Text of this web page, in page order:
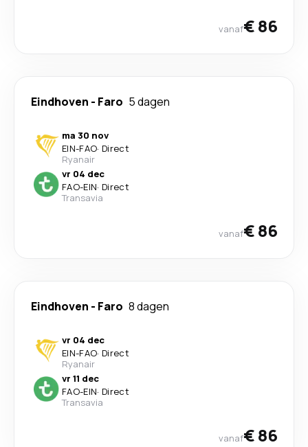
vanaf€ 86
Eindhoven - Faro 5 dagen
ma 30 nov
EIN-FAO· Direct
Ryanair
vr 04 dec
FAO-EIN· Direct
Transavia
vanaf€ 86
Eindhoven - Faro 8 dagen
vr 04 dec
EIN-FAO· Direct
Ryanair
vr 11 dec
FAO-EIN· Direct
Transavia
vanaf€ 86